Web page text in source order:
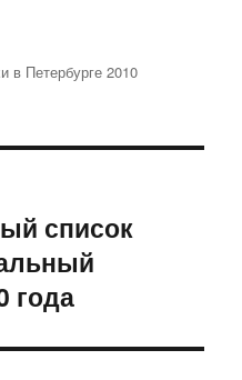
в Петербурге 2010
список
года